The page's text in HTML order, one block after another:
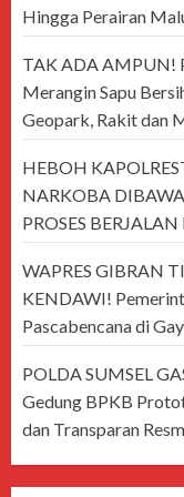
Hingga Perairan
TAK ADA AMPUN!
Merangin Sapu
Geopark, Rakit dan
HEBOH
NARKOBA
PROSES
WAPRES GIBRAN
KENDAWI!
Pascabencana di
POLDA SUMSEL
Gedung BPKB
dan Transparan